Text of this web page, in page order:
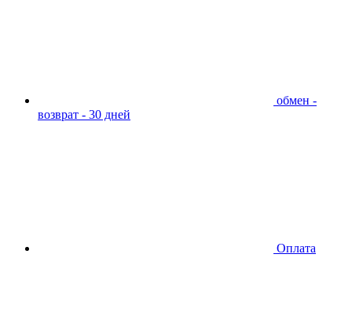
обмен -
возврат - 30 дней
Оплата